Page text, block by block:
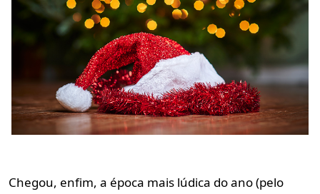
Chegou, enfim, a época mais lúdica do ano (pelo